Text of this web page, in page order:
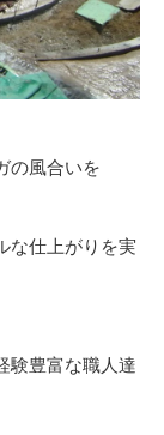
の風合いを
な仕上がりを実
験豊富な職人達